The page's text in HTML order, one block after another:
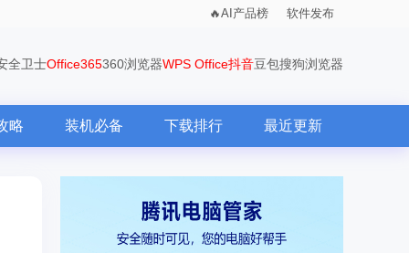
AI产品榜 软件发布
全卫士Office365360浏览器WPS Office抖音豆包搜狗浏览器
略 装机必备 下载排行 最近更新